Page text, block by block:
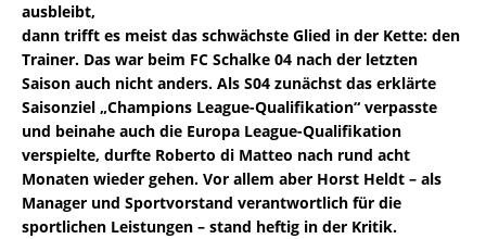
ausbleibt,
dann trifft es meist das schwächste Glied in der Kette: den
Trainer. Das war beim FC Schalke 04 nach der letzten
Saison auch nicht anders. Als S04 zunächst das erklärte
Saisonziel „Champions League-Qualifikation“ verpasste
und beinahe auch die Europa League-Qualifikation
verspielte, durfte Roberto di Matteo nach rund acht
Monaten wieder gehen. Vor allem aber Horst Heldt – als
Manager und Sportvorstand verantwortlich für die
sportlichen Leistungen – stand heftig in der Kritik.